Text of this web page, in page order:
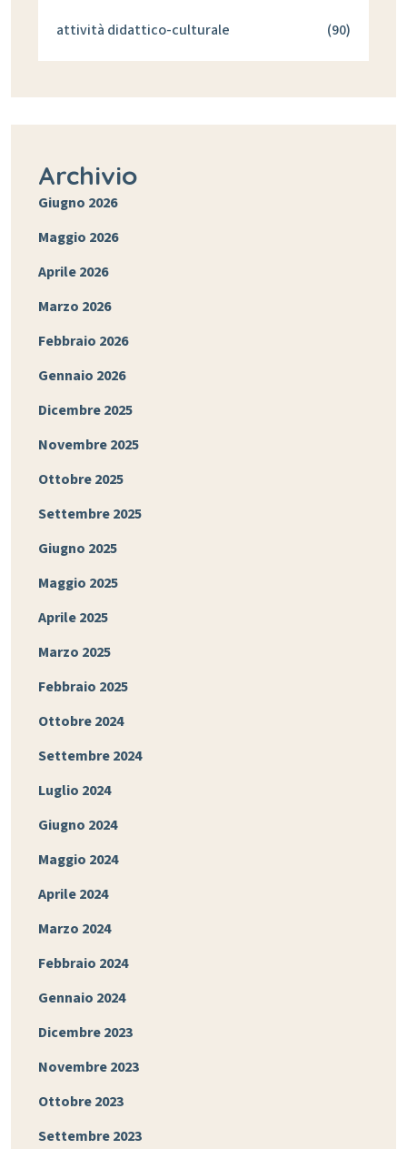
attività didattico-culturale (90)
Archivio
Giugno 2026
Maggio 2026
Aprile 2026
Marzo 2026
Febbraio 2026
Gennaio 2026
Dicembre 2025
Novembre 2025
Ottobre 2025
Settembre 2025
Giugno 2025
Maggio 2025
Aprile 2025
Marzo 2025
Febbraio 2025
Ottobre 2024
Settembre 2024
Luglio 2024
Giugno 2024
Maggio 2024
Aprile 2024
Marzo 2024
Febbraio 2024
Gennaio 2024
Dicembre 2023
Novembre 2023
Ottobre 2023
Settembre 2023